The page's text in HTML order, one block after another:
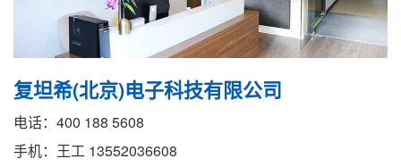
复坦希(北京)电子科技有限公司
电话：400 188 5608
手机：王工 13552036608